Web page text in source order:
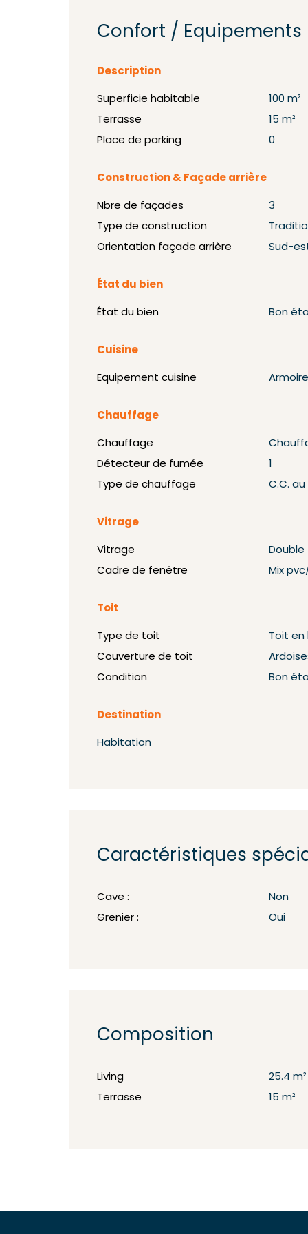
Confort / Equipements
Description
Superficie habitable
100 m²
Terrasse
15 m²
Place de parking
0
Construction & Façade arrière
Nbre de façades
3
Type de construction
Orientation façade arrière
Sud-
État du bien
État du bien Bon
Cuisine
Equipement cuisine
Chauffage
Chauffage
Détecteur de fumée
Type de chauffage
C.C. au
Vitrage
Vitrage
Double
Cadre de fenêtre
Mix
Toit
Type de toit
Toit en
Couverture de toit
Condition
Bon
Destination
Habitation
Caractéristiques
Cave :
Non
Grenier :
Oui
Composition
Living
25.4 m²
Terrasse
15 m²